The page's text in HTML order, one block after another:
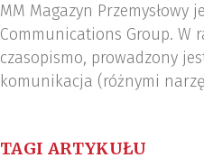
MM Magazyn
Communications Group. W
czasopismo, prowadzony
komunikacja (różnymi
TAGI ARTYKUŁU